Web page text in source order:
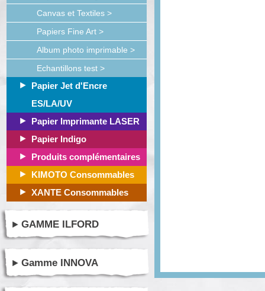
Canvas et Textiles >
Papiers Fine Art >
Album photo imprimable >
Echantillons test >
Papier Jet d'Encre
ES/LA/UV
Papier Imprimante LASER
Papier Indigo
Produits complémentaires
KIMOTO Consommables
XANTE Consommables
GAMME ILFORD
Gamme INNOVA